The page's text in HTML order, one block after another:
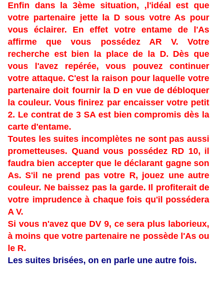
Enfin dans la 3ème situation, ,l'idéal est que
votre partenaire jette la D sous votre As pour
vous éclairer. En effet votre entame de l'As
affirme que vous possédez AR V. Votre
recherche est bien la place de la D. Dès que
vous l'avez repérée, vous pouvez continuer
votre attaque. C'est la raison pour laquelle votre
partenaire doit fournir la D en vue de débloquer
la couleur. Vous finirez par encaisser votre petit
2. Le contrat de 3 SA est bien compromis dès la
carte d'entame.
Toutes les suites incomplètes ne sont pas aussi
prometteuses. Quand vous possédez RD 10, il
faudra bien accepter que le déclarant gagne son
As. S'il ne prend pas votre R, jouez une autre
couleur. Ne baissez pas la garde. Il profiterait de
votre imprudence à chaque fois qu'il possédera
A V.
Si vous n'avez que DV 9, ce sera plus laborieux,
à moins que votre partenaire ne possède l'As ou
le R.
Les suites brisées, on en parle une autre fois.